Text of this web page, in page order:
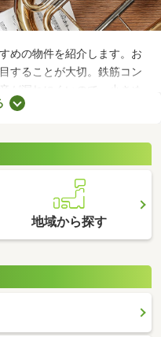
めの物件を紹介します。お
することが大切。鉄筋コン
が漏れにくいので、小さめ
いでしょう。物件によって
地域から探す